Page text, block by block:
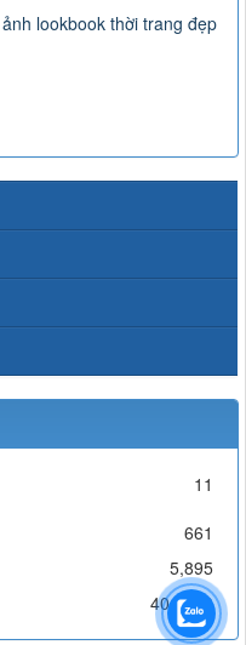
lookbook thời trang đẹp
11
661
5,895
401,980